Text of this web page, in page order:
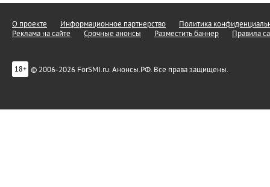
О проекте Информационное партнерство
Политика
Реклама на сайте
Срочные анонсы Разместить баннер Правила
18+ © 2006-2026 ForSMI.ru. Анонсы.РФ. Все права защищены.